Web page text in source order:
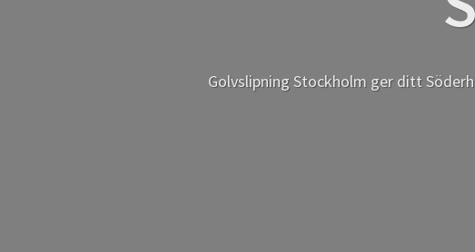
Golvslipning Stockholm ger ditt